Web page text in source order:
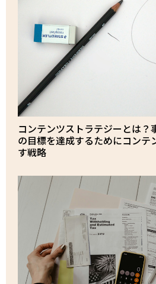
コンテンツストラテジーとは？
の目標を達成するためにコンテ
す戦略